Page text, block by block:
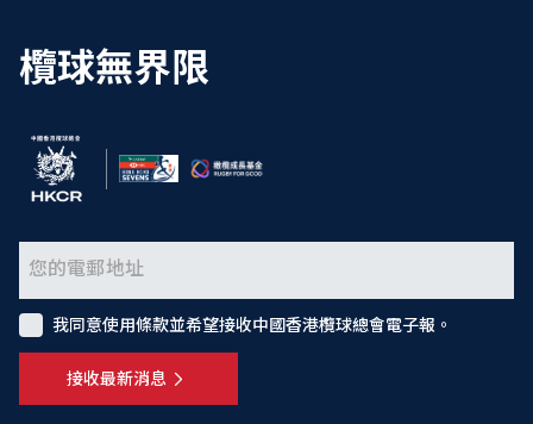
欖球無界限
接收最新消息
我同意使用條款並希望接收中國香港欖球總會電子報。